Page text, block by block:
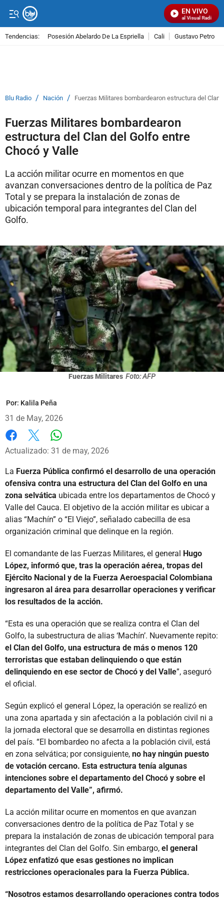
EN VIVO
Señal Visual Radio
Tendencias: Posesión Abelardo De La Espriella Cali Gustavo Petro
Blu Radio / Nación / Fuerzas Militares bombardearon estructura del Clan
Fuerzas Militares bombardearon
estructura del Clan del Golfo entre
Chocó y Valle
La acción militar ocurre en momentos en que
avanzan conversaciones dentro de la política de Paz
Total y se prepara la instalación de zonas de
ubicación temporal para integrantes del Clan del
Golfo.
Fuerzas Militares Foto: AFP
Por: Kalila Peña
31 de May, 2026
Facebook
X
Actualizado: 31 de may, 2026
La Fuerza Pública confirmó el desarrollo de una operación
ofensiva contra una estructura del Clan del Golfo en una
zona selvática ubicada entre los departamentos de Chocó y
Valle del Cauca. El objetivo de la acción militar es ubicar a
alias “Machín” o “El Viejo”, señalado cabecilla de esa
organización criminal que delinque en la región.
El comandante de las Fuerzas Militares, el general Hugo
López, informó que, tras la operación aérea, tropas del
Ejército Nacional y de la Fuerza Aeroespacial Colombiana
ingresaron al área para desarrollar operaciones y verificar
los resultados de la acción.
“Esta es una operación que se realiza contra el Clan del
Golfo, la subestructura de alias ‘Machín’. Nuevamente repito:
el Clan del Golfo, una estructura de más o menos 120
terroristas que estaban delinquiendo o que están
delinquiendo en ese sector de Chocó y del Valle”, aseguró
el oficial.
Según explicó el general López, la operación se realizó en
una zona apartada y sin afectación a la población civil ni a
la jornada electoral que se desarrolla en distintas regiones
del país. “El bombardeo no afecta a la población civil, está
en zona selvática; por consiguiente, no hay ningún puesto
de votación cercano. Esta estructura tenía algunas
intenciones sobre el departamento del Chocó y sobre el
departamento del Valle”, afirmó.
La acción militar ocurre en momentos en que avanzan
conversaciones dentro de la política de Paz Total y se
prepara la instalación de zonas de ubicación temporal para
integrantes del Clan del Golfo. Sin embargo, el general
López enfatizó que esas gestiones no implican
restricciones operacionales para la Fuerza Pública.
“Nosotros estamos desarrollando operaciones contra todos